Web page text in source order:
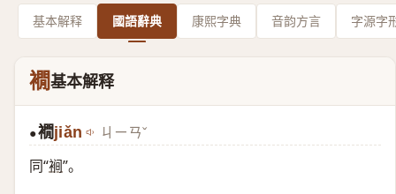
基本解释 國語辭典 康熙字典 音韵方言 字源字
襉基本解释
●襉jiǎn ㄐㄧㄢˇ
同“裥”。